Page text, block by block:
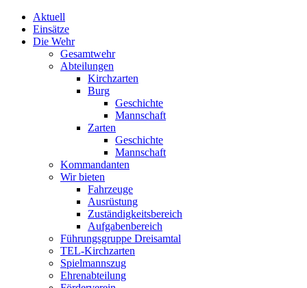
Aktuell
Einsätze
Die Wehr
Gesamtwehr
Abteilungen
Kirchzarten
Burg
Geschichte
Mannschaft
Zarten
Geschichte
Mannschaft
Kommandanten
Wir bieten
Fahrzeuge
Ausrüstung
Zuständigkeitsbereich
Aufgabenbereich
Führungsgruppe Dreisamtal
TEL-Kirchzarten
Spielmannszug
Ehrenabteilung